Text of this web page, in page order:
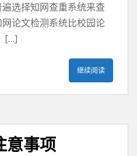
选择知网查重系统来查
论文检测系统比校园论
[…]
继续阅读
意事项